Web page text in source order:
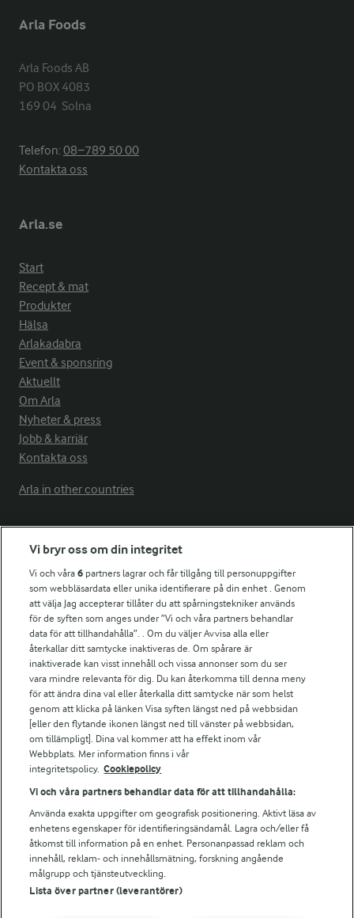
Arla Foods
Arla Foods AB
PO BOX 4083
169 04  Solna
Telefon:08−789 50 00
Kontakta oss
Arla.se
Start
Recept & mat
Produkter
Hälsa
Arlakadabra
Event & sponsring
Aktuellt
Om Arla
Nyheter & press
Jobb & karriär
Kontakta oss
Arla in other countries
Fler Arlasajter
För ägare
Arlas kundportal
Arla.com
Falbygdens Ost
Arla webbshop
Bildbank
Följ oss
© 2026 Arla Foods
Vi bryr oss om din integritet
Vi och våra6 partners lagrar och får tillgång till personuppgifter
som webbläsardata eller unika identifierare på din enhet . Genom
att välja Jag accepterar tillåter du att spårningstekniker används
för de syften som anges under ”Vi och våra partners behandlar
data för att tillhandahålla”. . Om du väljer Avvisa alla eller
återkallar ditt samtycke inaktiveras de. Om spårare är
inaktiverade kan visst innehåll och vissa annonser som du ser
vara mindre relevanta för dig. Du kan återkomma till denna meny
för att ändra dina val eller återkalla ditt samtycke när som helst
genom att klicka på länken Visa syften längst ned på webbsidan
[eller den flytande ikonen längst ned till vänster på webbsidan,
om tillämpligt]. Dina val kommer att ha effekt inom vår
Webbplats. Mer information finns i vår
integritetspolicy. Cookiepolicy
Vi och våra partners behandlar data för att tillhandahålla:
Använda exakta uppgifter om geografisk positionering. Aktivt läsa av
enhetens egenskaper för identifieringsändamål. Lagra och/eller få
åtkomst till information på en enhet. Personanpassad reklam och
innehåll, reklam- och innehållsmätning, forskning angående
målgrupp och tjänsteutveckling.
Lista över partner (leverantörer)